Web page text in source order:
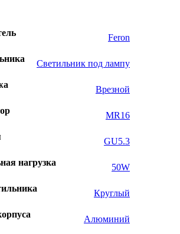
Feron
Светильник под лампу
Врезной
MR16
GU5.3
нагрузка 50W
Круглый
Алюминий